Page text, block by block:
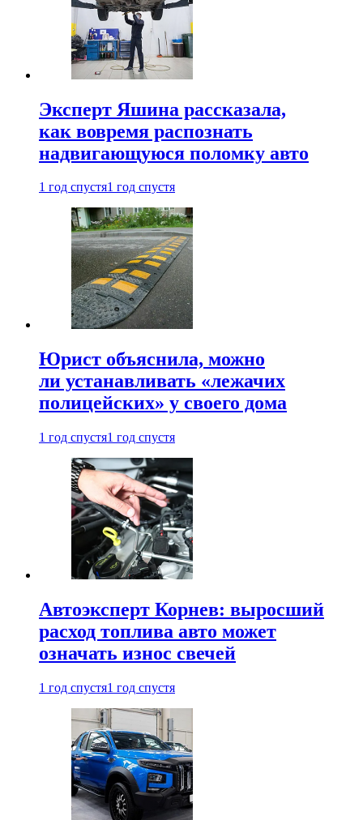
Эксперт Яшина рассказала,
как вовремя распознать
надвигающуюся поломку авто
1 год спустя1 год спустя
Юрист объяснила, можно
ли устанавливать «лежачих
полицейских» у своего дома
1 год спустя1 год спустя
Автоэксперт Корнев: выросший
расход топлива авто может
означать износ свечей
1 год спустя1 год спустя